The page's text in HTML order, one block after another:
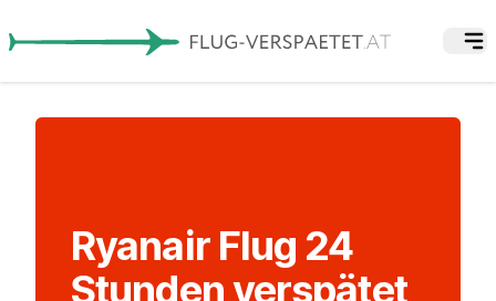
Ryanair Flug 24
Stunden verspätet